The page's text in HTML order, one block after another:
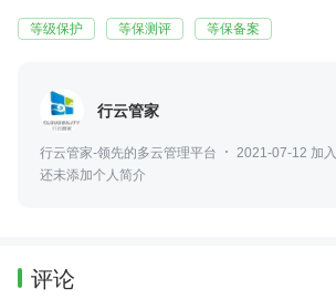
等级保护 等保测评 等保备案
行云管家
行云管家-领先的多云管理平台
2021-07-12 加入
还未添加个人简介
评论